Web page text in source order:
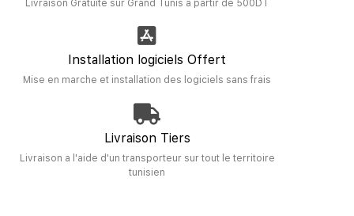
Livraison Gratuite sur Grand Tunis à partir de 500DT
Installation logiciels Offert
Mise en marche et installation des logiciels sans frais
Livraison Tiers
Livraison a l'aide d'un transporteur sur tout le territoire
tunisien